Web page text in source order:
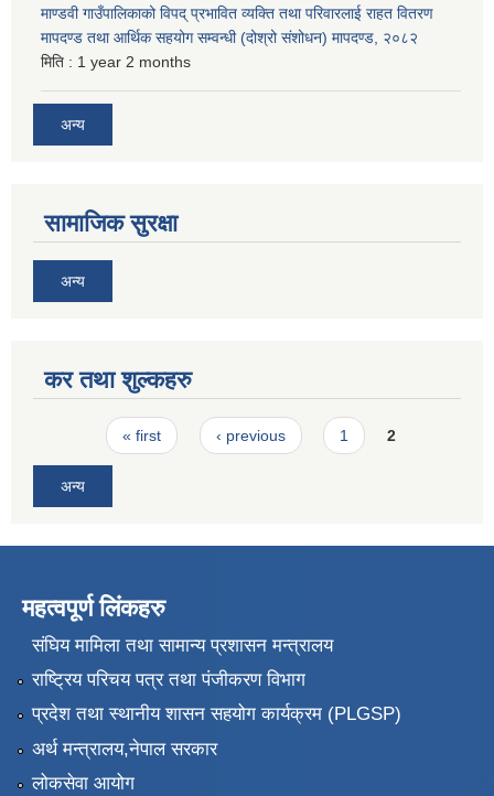
माण्डवी गाउँपालिकाको विपद् प्रभावित व्यक्ति तथा परिवारलाई राहत वितरण
मापदण्ड तथा आर्थिक सहयोग सम्वन्धी (दोश्रो संशोधन) मापदण्ड, २०८२
मिति : 1 year 2 months
अन्य
सामाजिक सुरक्षा
अन्य
कर तथा शुल्कहरु
Pages« first ‹ previous 1 2
अन्य
महत्वपूर्ण लिंकहरु
संघिय मामिला तथा सामान्य प्रशासन मन्त्रालय
राष्ट्रिय परिचय पत्र तथा पंजीकरण विभाग
प्रदेश तथा स्थानीय शासन सहयोग कार्यक्रम (PLGSP)
अर्थ मन्त्रालय,नेपाल सरकार
लोकसेवा आयोग